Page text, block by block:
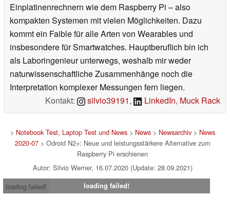
Einplatinenrechnern wie dem Raspberry Pi – also
kompakten Systemen mit vielen Möglichkeiten. Dazu
kommt ein Faible für alle Arten von Wearables und
insbesondere für Smartwatches. Hauptberuflich bin ich
als Laboringenieur unterwegs, weshalb mir weder
naturwissenschaftliche Zusammenhänge noch die
Interpretation komplexer Messungen fern liegen.
Kontakt:
silvio39191, LinkedIn, Muck Rack
> Notebook Test, Laptop Test und News> News> Newsarchiv> News
2020-07> Odroid N2+: Neue und leistungsstärkere Alternative zum
Raspberry Pi erschienen
Autor: Silvio Werner, 16.07.2020 (Update: 28.09.2021)
loading failed!
loading failed!